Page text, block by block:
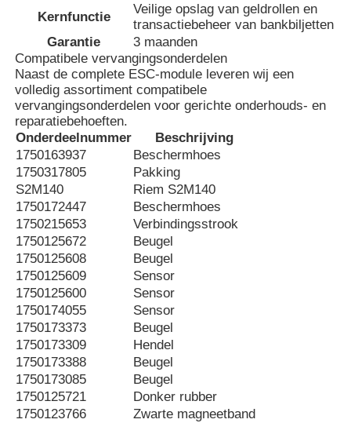
Producten
Videos
Over ons
Fabrieksreis
Kwaliteitscontrole
Contacteer ons
nieuws
Alle Gevallen
Vraag een offerte aan
Kernfunctie
Veilige opslag van geldrollen en
transactiebeheer van bankbiljetten
Garantie
3 maanden
Compatibele vervangingsonderdelen
Naast de complete ESC-module leveren wij een
volledig assortiment compatibele
vervangingsonderdelen voor gerichte onderhouds- en
reparatiebehoeften.
Onderdeelnummer
Beschrijving
1750163937
Beschermhoes
1750317805
Pakking
S2M140
Riem S2M140
1750172447
Beschermhoes
1750215653
Verbindingsstrook
1750125672
Beugel
1750125608
Beugel
1750125609
Sensor
1750125600
Sensor
1750174055
Sensor
1750173373
Beugel
1750173309
Hendel
1750173388
Beugel
1750173085
Beugel
1750125721
Donker rubber
1750123766
Zwarte magneetband